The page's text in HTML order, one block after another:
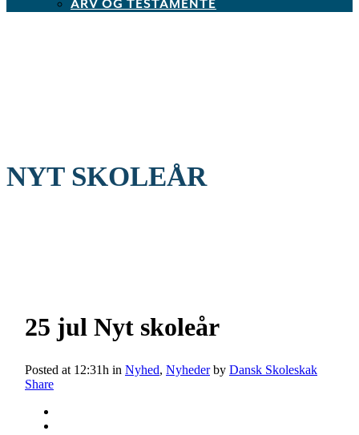
ARV OG TESTAMENTE
NYT SKOLEÅR
25 jul Nyt skoleår
Posted at 12:31h in Nyhed, Nyheder by Dansk Skoleskak
Share